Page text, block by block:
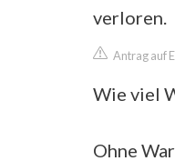
verloren.
Antrag auf
Wie viel
Ohne